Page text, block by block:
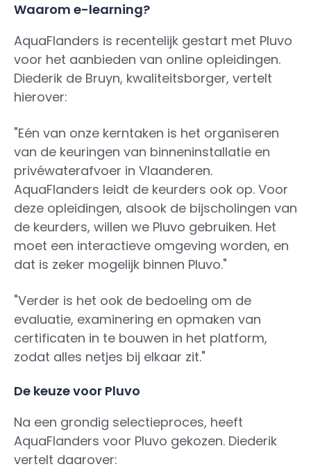
Waarom e-learning?
AquaFlanders is recentelijk gestart met Pluvo
voor het aanbieden van online opleidingen.
Diederik de Bruyn, kwaliteitsborger, vertelt
hierover:
"Eén van onze kerntaken is het organiseren
van de keuringen van binneninstallatie en
privéwaterafvoer in Vlaanderen.
AquaFlanders leidt de keurders ook op. Voor
deze opleidingen, alsook de bijscholingen van
de keurders, willen we Pluvo gebruiken. Het
moet een interactieve omgeving worden, en
dat is zeker mogelijk binnen Pluvo."
"Verder is het ook de bedoeling om de
evaluatie, examinering en opmaken van
certificaten in te bouwen in het platform,
zodat alles netjes bij elkaar zit."
De keuze voor Pluvo
Na een grondig selectieproces, heeft
AquaFlanders voor Pluvo gekozen. Diederik
vertelt daarover: